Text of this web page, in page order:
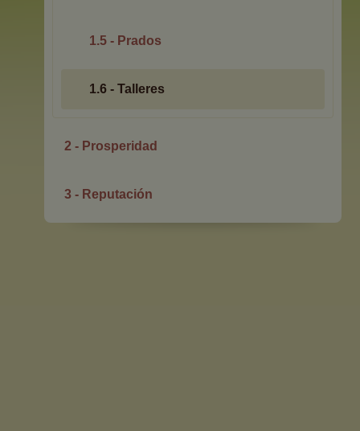
1.5 - Prados
1.6 - Talleres
2 - Prosperidad
3 - Reputación